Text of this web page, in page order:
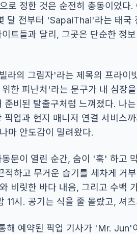
로 정한 것은 순전히 충동이었다
달 전부터 'SapaiThai'라는 태국
이트들과 달리, 그곳은 단순한 정
라의 그림자'라는 제목의 프라이
한 피난처'라는 문구가 내 심장
준비된 탈출구처럼 느껴졌다. 나
픽업과 현지 매니저 연결 서비스
마 안도감이 밀려왔다.
문이 열린 순간, 숨이 '훅' 하고
적하고 무거운 습기를 세차게 거
비릿한 바다 내음, 그리고 수백
11시. 공기는 식을 줄 몰랐고, 셔
해 예약된 픽업 기사가 'Mr. Jun'